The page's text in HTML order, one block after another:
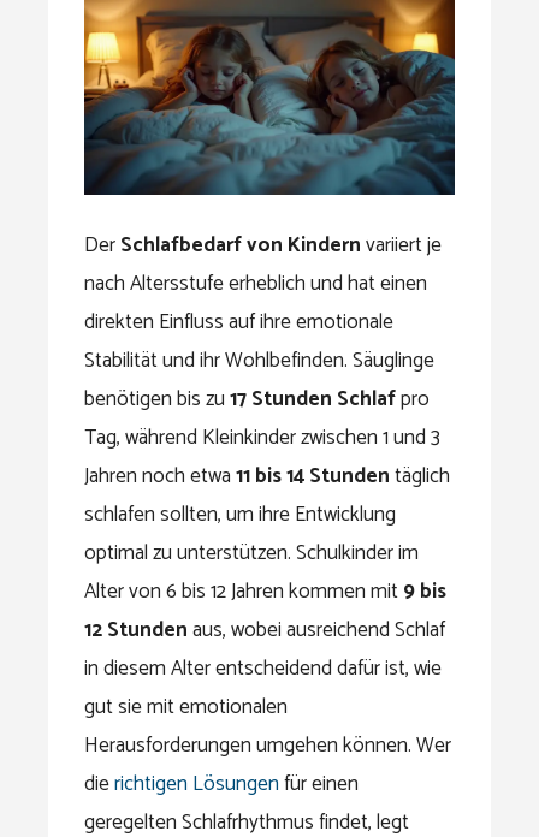
DerSchlafbedarf von Kindernvariiert je
nach Altersstufe erheblich und hat einen
direkten Einfluss auf ihre emotionale
Stabilität und ihr Wohlbefinden. Säuglinge
benötigen bis zu17 Stunden Schlafpro
Tag, während Kleinkinder zwischen 1 und 3
Jahren noch etwa11 bis 14 Stundentäglich
schlafen sollten, um ihre Entwicklung
optimal zu unterstützen. Schulkinder im
Alter von 6 bis 12 Jahren kommen mit9 bis
12 Stundenaus, wobei ausreichend Schlaf
in diesem Alter entscheidend dafür ist, wie
gut sie mit emotionalen
Herausforderungen umgehen können. Wer
dierichtigen Lösungenfür einen
geregelten Schlafrhythmus findet, legt